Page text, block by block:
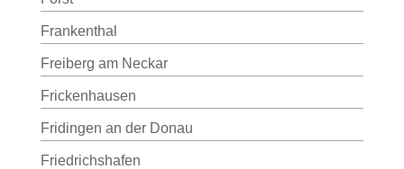
Frankenthal
Freiberg am Neckar
Frickenhausen
Fridingen an der Donau
Friedrichshafen